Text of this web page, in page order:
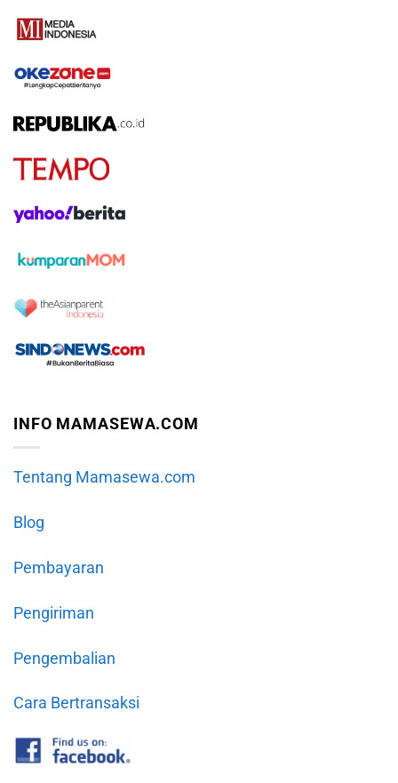
INFO MAMASEWA.COM
Tentang Mamasewa.com
Blog
Pembayaran
Pengiriman
Pengembalian
Cara Bertransaksi